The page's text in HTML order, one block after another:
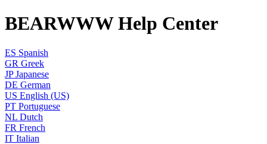
BEARWWW Help Center
ES Spanish
GR Greek
JP Japanese
DE German
US English (US)
PT Portuguese
NL Dutch
FR French
IT Italian